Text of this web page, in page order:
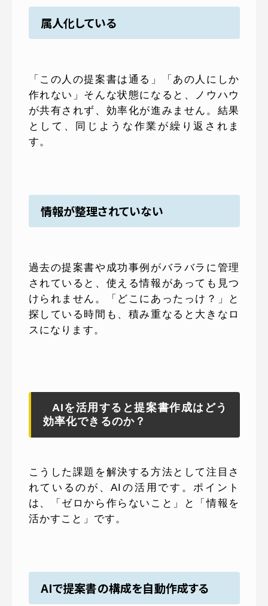
属人化している
「この人の提案書は通る」「あの人にしか
作れない」そんな状態になると、ノウハウ
が共有されず、効率化が進みません。結果
として、同じような作業が繰り返されま
す。
情報が整理されていない
過去の提案書や成功事例がバラバラに管理
されていると、使える情報があっても見つ
けられません。「どこにあったっけ？」と
探している時間も、積み重なると大きなロ
スになります。
AIを活用すると提案書作成はどう
効率化できるのか？
こうした課題を解決する方法として注目さ
れているのが、AIの活用です。ポイント
は、「ゼロから作らないこと」と「情報を
活かすこと」です。
AIで提案書の構成を自動作成する